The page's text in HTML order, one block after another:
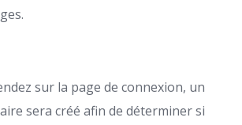
sur la page de connexion, un
sera créé afin de déterminer si